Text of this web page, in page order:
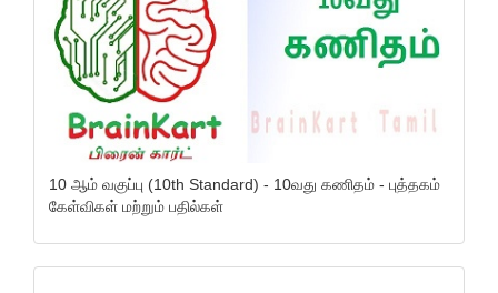
10 ஆம் வகுப்பு (10th Standard) - 10வது கணிதம் - புத்தகம்
கேள்விகள் மற்றும் பதில்கள்